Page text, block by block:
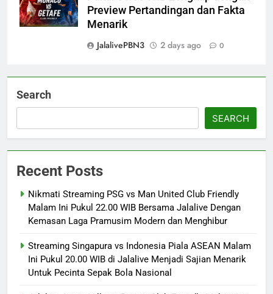
Preview Pertandingan dan Fakta
Menarik
JalalivePBN3
2 days ago 0
Search
SEARCH
Recent Posts
Nikmati Streaming PSG vs Man United Club Friendly
Malam Ini Pukul 22.00 WIB Bersama Jalalive Dengan
Kemasan Laga Pramusim Modern dan Menghibur
Streaming Singapura vs Indonesia Piala ASEAN Malam
Ini Pukul 20.00 WIB di Jalalive Menjadi Sajian Menarik
Untuk Pecinta Sepak Bola Nasional